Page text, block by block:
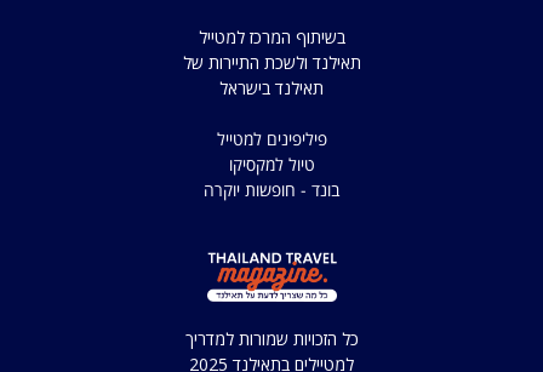
כל הזכויות שמורות למדריך
למטיילים בתאילנד 2025
בשיתוף המרכז למטייל
תאילנד ולשכת התיירות של
תאילנד בישראל
פיליפינים למטייל
טיול למקסיקו
בונד - חופשות יוקרה